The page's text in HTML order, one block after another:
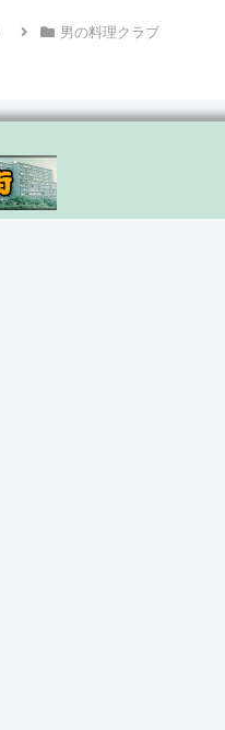
男の料理クラブ